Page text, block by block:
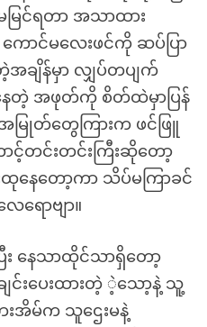
မြင်ရတာ အသာထား
ကောင်မလေးဖင်ကို ဆပ်ပြာ
ချိန်မှာ လျှပ်တပျက်
ေတဲ့ အဖုတ်ကို စိတ်ထဲမှာပြန်
အမြုတ်တွေကြားက ဖင်ဖြူ
င့်တင်းတင်းကြီးဆိုတော့
နေတော့ကာ သိပ်မကြာခင်
ရောဗျာ။
နေသာထိုင်သာရှိတော့
းပေးထားတဲ့ ဲ့သော့နဲ့ သူ့
းအိမ်က သူဌေးမနဲ့